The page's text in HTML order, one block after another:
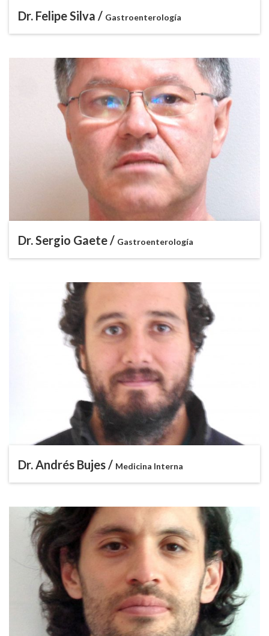
Dr. Felipe Silva / Gastroenterología
Dr. Sergio Gaete / Gastroenterología
Dr. Andrés Bujes / Medicina Interna